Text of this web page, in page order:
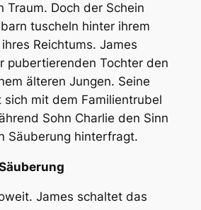
Traum. Doch der Schein
tuscheln hinter ihrem
Reichtums. James
pubertierenden Tochter den
älteren Jungen. Seine
sich mit dem Familientrubel
Sohn Charlie den Sinn
Säuberung hinterfragt.
James schaltet das